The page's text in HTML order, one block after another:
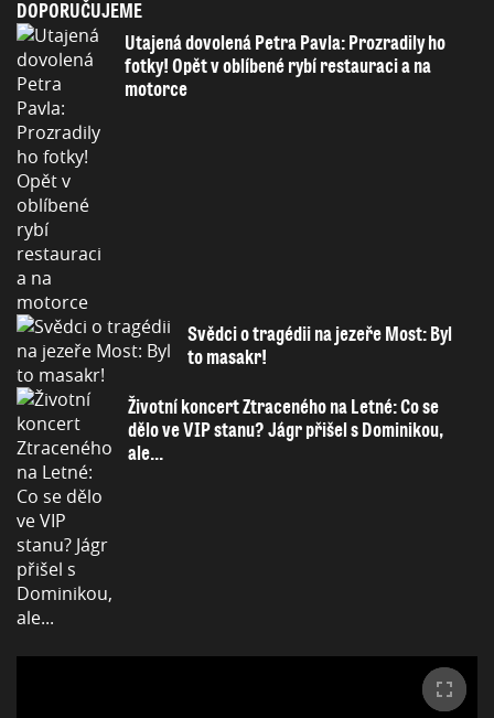
DOPORUČUJEME
Utajená dovolená Petra Pavla: Prozradily ho
fotky! Opět v oblíbené rybí restauraci a na
motorce
Svědci o tragédii na jezeře Most: Byl
to masakr!
Životní koncert Ztraceného na Letné: Co se
dělo ve VIP stanu? Jágr přišel s Dominikou,
ale...